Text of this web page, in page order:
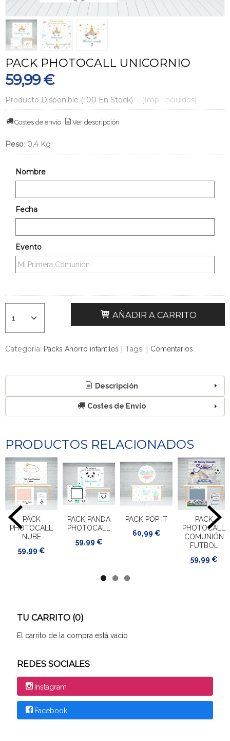
TU CARRITO (0)
El carrito de la compra está vacío
REDES SOCIALES
Instagram
Facebook
PACK PHOTOCALL UNICORNIO
59,99 €
Producto Disponible (100 En Stock) - (Imp. Incluidos)
Costes de envío Ver descripción
Peso: 0,4 Kg
Nombre
Fecha
Evento
AÑADIR A CARRITO
Categoría: Packs Ahorro infantiles | Tags: | Comentarios
Descripción
Costes de Envío
PRODUCTOS RELACIONADOS
PACK
PHOTOCALL
NUBE
59,99 €
PACK PANDA
PHOTOCALL
59,99 €
PACK POP IT
60,99 €
PACK
PHOTOCALL
COMUNIÓN
FUTBOL
59,99 €